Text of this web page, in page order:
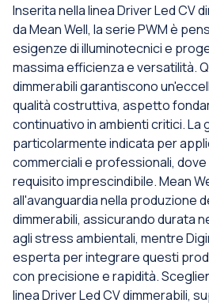
Inserita nella linea Driver Led CV
da Mean Well, la serie PWM è
esigenze di illuminotecnici e
massima efficienza e versatilità.
dimmerabili garantiscono
qualità costruttiva, aspetto
continuativo in ambienti critici. La
particolarmente indicata per
commerciali e professionali, dove
requisito imprescindibile. Mean
all'avanguardia nella produzione
dimmerabili, assicurando durata
agli stress ambientali, mentre
esperta per integrare questi
con precisione e rapidità.
linea Driver Led CV dimmerabili,